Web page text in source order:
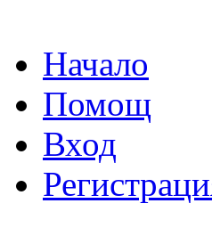
Начало
Помощ
Вход